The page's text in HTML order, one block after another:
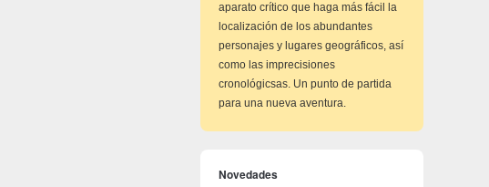
aparato crítico que haga más fácil la
localización de los abundantes
personajes y lugares geográficos, así
como las imprecisiones
cronológicsas. Un punto de partida
para una nueva aventura.
Novedades